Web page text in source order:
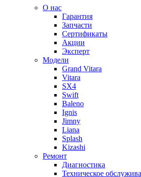
О нас
Гарантия
Запчасти
Сертификаты
Акции
Эксперт
Модели
Grand Vitara
Vitara
SX4
Swift
Baleno
Ignis
Jimny
Liana
Splash
Kizashi
Ремонт
Диагностика
Техническое